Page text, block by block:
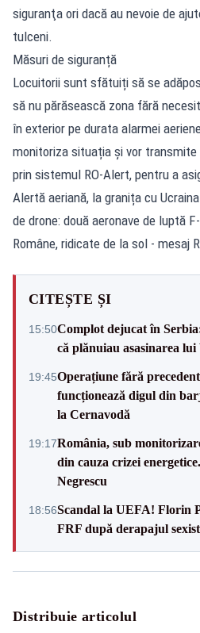
siguranţa ori dacă au nevoie de
tulceni.
Măsuri de siguranță
Locuitorii sunt sfătuiți să se
să nu părăsească zona fără
în exterior pe durata alarmei
monitoriza situația și vor
prin sistemul RO-Alert, pentru a
Alertă aeriană, la granița cu
de drone: două aeronave de luptă
Române, ridicate de la sol - mesaj
CITEȘTE ȘI
15:50Complot dejucat în
că plănuiau asasinarea lui
19:45Operațiune fără
funcționează digul din
la Cernavodă
19:17România, sub
din cauza crizei
Negrescu
18:56Scandal la UEFA! Florin
FRF după derapajul
Distribuie articolul